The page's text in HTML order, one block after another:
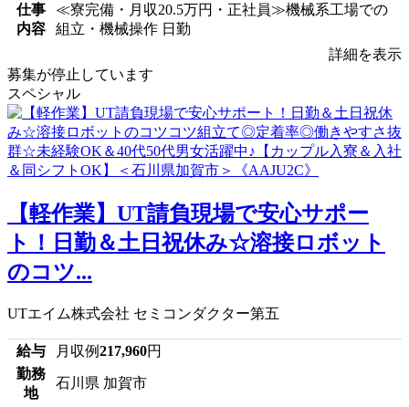
仕事
内容
≪寮完備・月収20.5万円・正社員≫機械系工場での
組立・機械操作 日勤
詳細を表示
募集が停止しています
スペシャル
【軽作業】UT請負現場で安心サポー
ト！日勤＆土日祝休み☆溶接ロボット
のコツ...
UTエイム株式会社 セミコンダクター第五
給与 月収例217,960円
勤務
地
石川県 加賀市